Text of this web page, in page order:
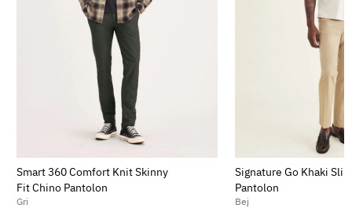
Smart 360 Comfort Knit Skinny
Fit Chino Pantolon
Gri
Signature Go Khaki
Pantolon
Bej